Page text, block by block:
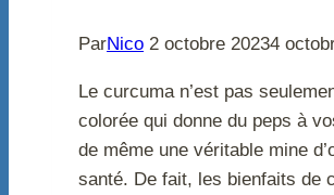
ParNico 2 octobre 20234
Le curcuma n’est pas
colorée qui donne du peps à
de même une véritable mine
santé. De fait, les bienfaits de